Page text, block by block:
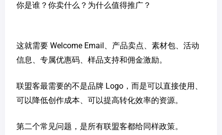
你是谁？你卖什么？为什么值得推广？
这就需要 Welcome Email、产品卖点、素材包、活动
信息、专属优惠码、样品支持和佣金激励。
联盟客最需要的不是品牌 Logo，而是可以直接使用、
可以降低创作成本、可以提高转化效率的资源。
第二个常见问题，是所有联盟客都给同样政策。